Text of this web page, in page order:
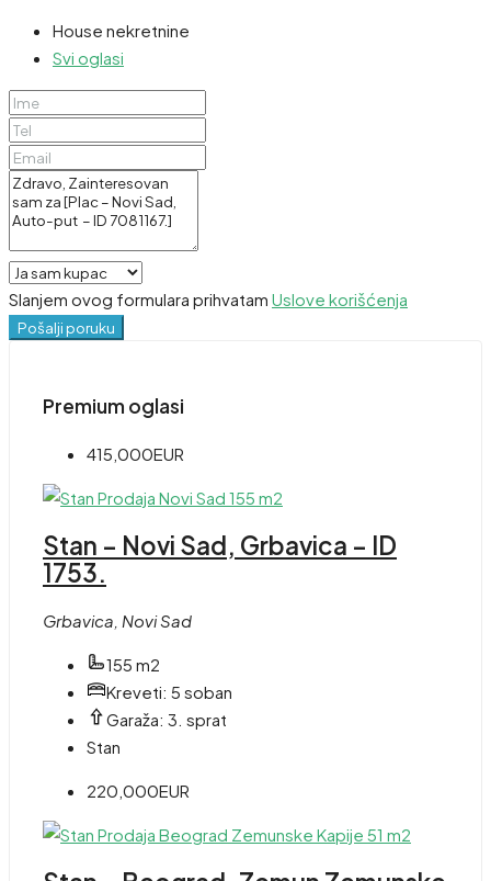
House nekretnine
Svi oglasi
Slanjem ovog formulara prihvatam Uslove korišćenja
Pošalji poruku
Premium oglasi
415,000EUR
Stan – Novi Sad, Grbavica – ID
1753.
Grbavica, Novi Sad
155 m2
Kreveti: 5 soban
Garaža: 3. sprat
Stan
220,000EUR